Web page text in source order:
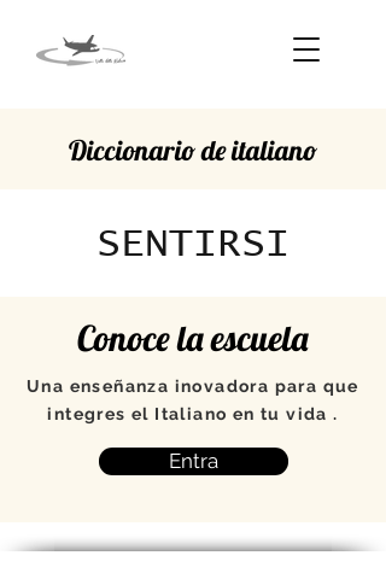
Diccionario de italiano
SENTIRSI
Conoce la escuela
Una enseñanza inovadora para que
integres el Italiano en tu vida .
Entra